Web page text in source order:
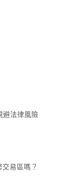
避法律風險
易區嗎？